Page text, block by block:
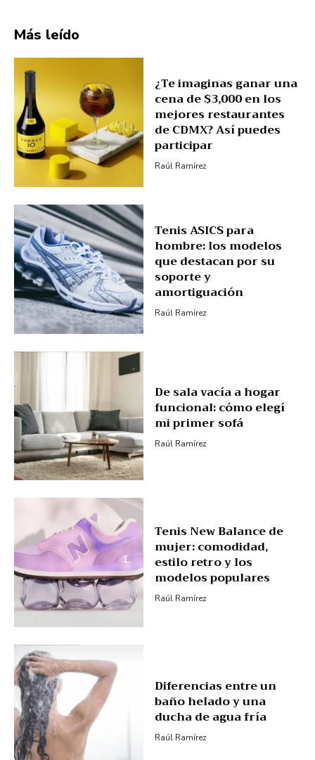
Más leído
¿Te imaginas ganar una
cena de $3,000 en los
mejores restaurantes
de CDMX? Así puedes
participar
Raúl Ramírez
Tenis ASICS para
hombre: los modelos
que destacan por su
soporte y
amortiguación
Raúl Ramírez
De sala vacía a hogar
funcional: cómo elegí
mi primer sofá
Raúl Ramírez
Tenis New Balance de
mujer: comodidad,
estilo retro y los
modelos populares
Raúl Ramírez
Diferencias entre un
baño helado y una
ducha de agua fría
Raúl Ramírez